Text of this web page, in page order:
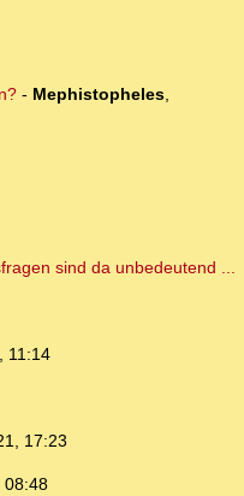
- Mephistopheles,
sind da unbedeutend ...
11:14
17:23
08:48